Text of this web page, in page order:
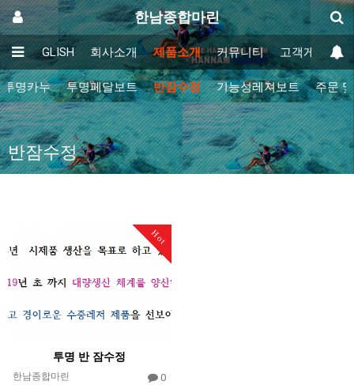
한남종합마린
ENGLISH 회사소개 제품소개 커뮤니티 고객게시판
투명카누 투명페달보트 반잠수정 기능성레져보트 주문
반잠수정
Hot
투명 반 잠수정
한남종합마린 0